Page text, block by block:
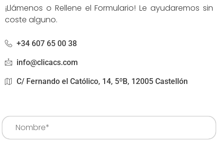
¡Llámenos o Rellene el Formulario! Le ayudaremos sin
coste alguno.
+34 607 65 00 38
info@clicacs.com
C/ Fernando el Católico, 14, 5ºB, 12005 Castellón